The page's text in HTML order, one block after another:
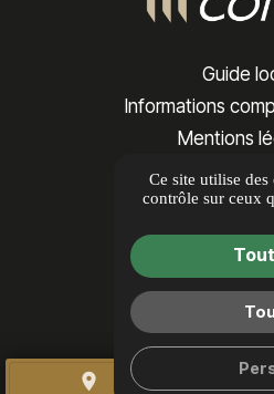
place call
Guide
Informations
Mentions
Politique de
Gestion des
Ce site utilise
contrôle sur ceux